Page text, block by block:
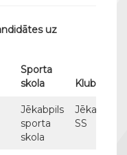
uz
Sporta
skola
Klubs
Jēkabpils
sporta
skola
Jēkabpils
SS